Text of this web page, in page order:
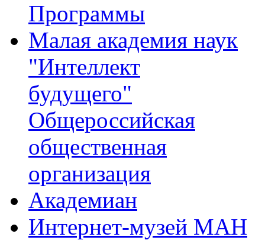
Программы
Малая академия наук
"Интеллект
будущего"
Общероссийская
общественная
организация
Академиан
Интернет-музей МАН